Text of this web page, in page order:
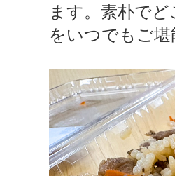
ます。素朴で
をいつでもご堪